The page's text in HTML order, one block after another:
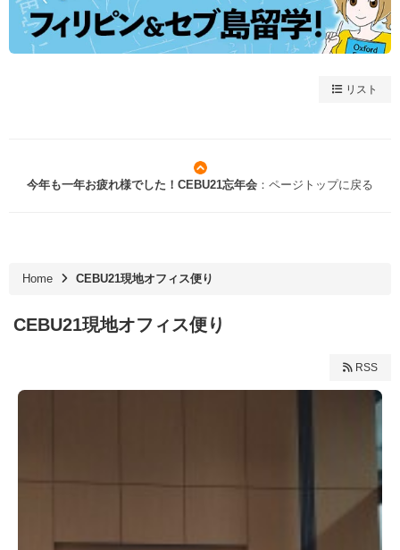
リスト
今年も一年お疲れ様でした！CEBU21忘年会 ：ページトップに戻る
Home CEBU21現地オフィス便り
CEBU21現地オフィス便り
RSS